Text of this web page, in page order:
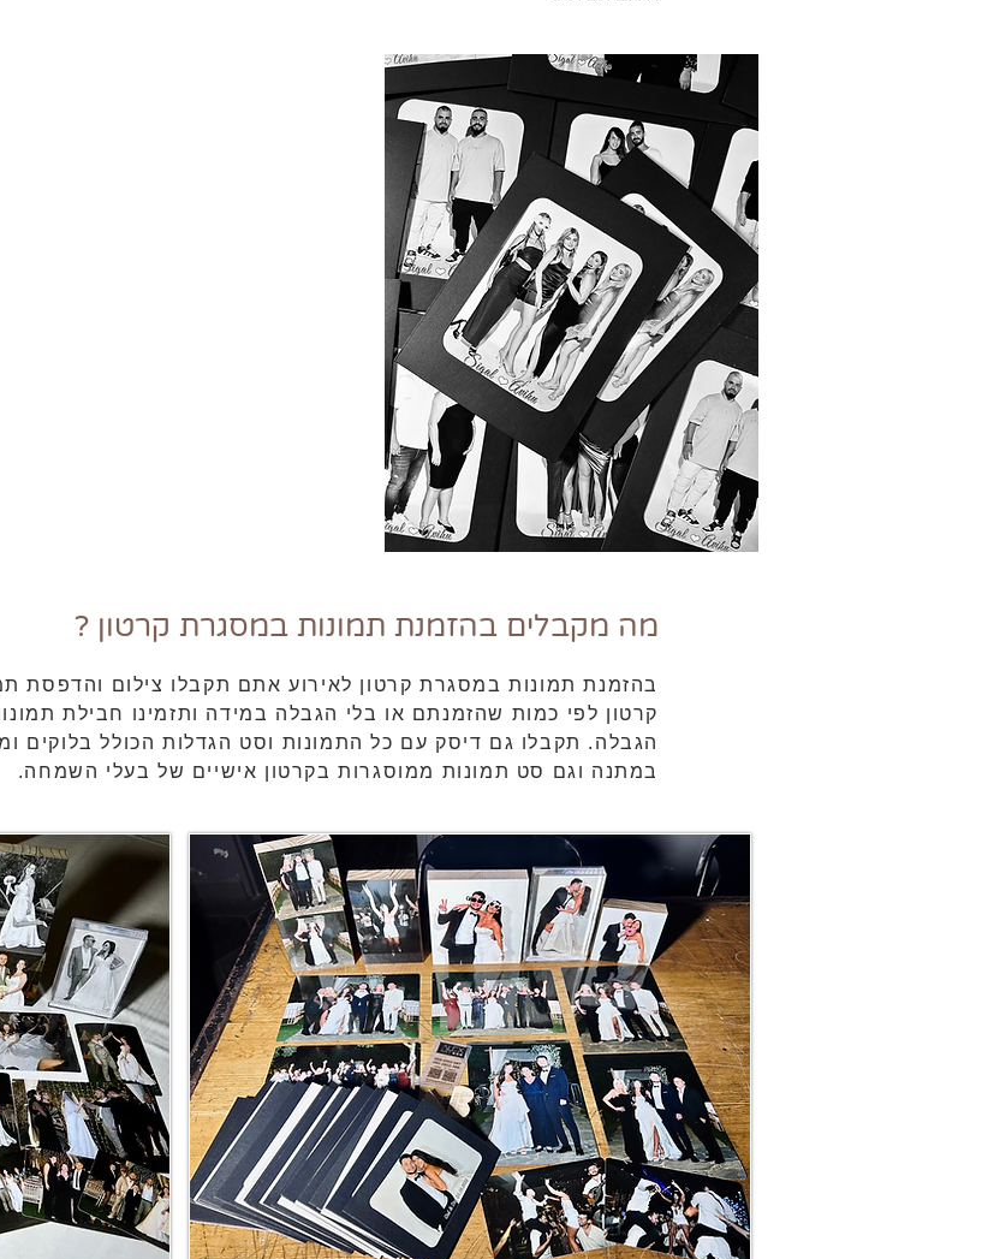
מה מקבלים בהזמנת תמונות במסגרת קרטון ?
בהזמנת תמונות במסגרת קרטון לאירוע אתם תקבלו צילום והדפסת
קרטון לפי כמות שהזמנתם או בלי הגבלה במידה ותזמינו חבילת
הגבלה. תקבלו גם דיסק עם כל התמונות וסט הגדלות הכולל בלוקים
במתנה וגם סט תמונות ממוסגרות בקרטון אישיים של בעלי השמחה.